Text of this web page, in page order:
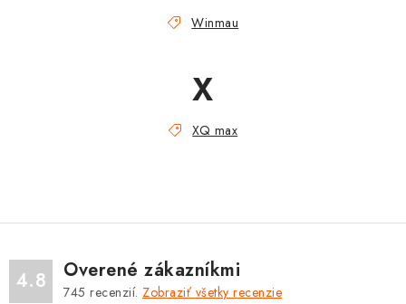
Winmau
X
XQ max
4.8 Overené zákazníkmi
745 recenzií. Zobraziť všetky recenzie